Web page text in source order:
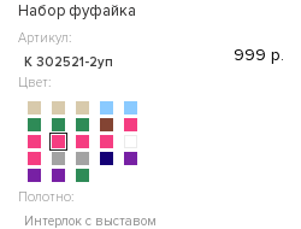
Набор фуфайка
Артикул:
К 302521-2уп
Цвет:
Полотно:
Интерлок с выставом
999 р.